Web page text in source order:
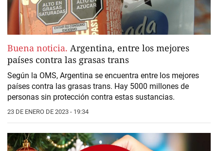
Buena noticia. Argentina, entre los mejores
países contra las grasas trans
Según la OMS, Argentina se encuentra entre los mejores
países contra las grasas trans. Hay 5000 millones de
personas sin protección contra estas sustancias.
23 DE ENERO DE 2023 - 19:34